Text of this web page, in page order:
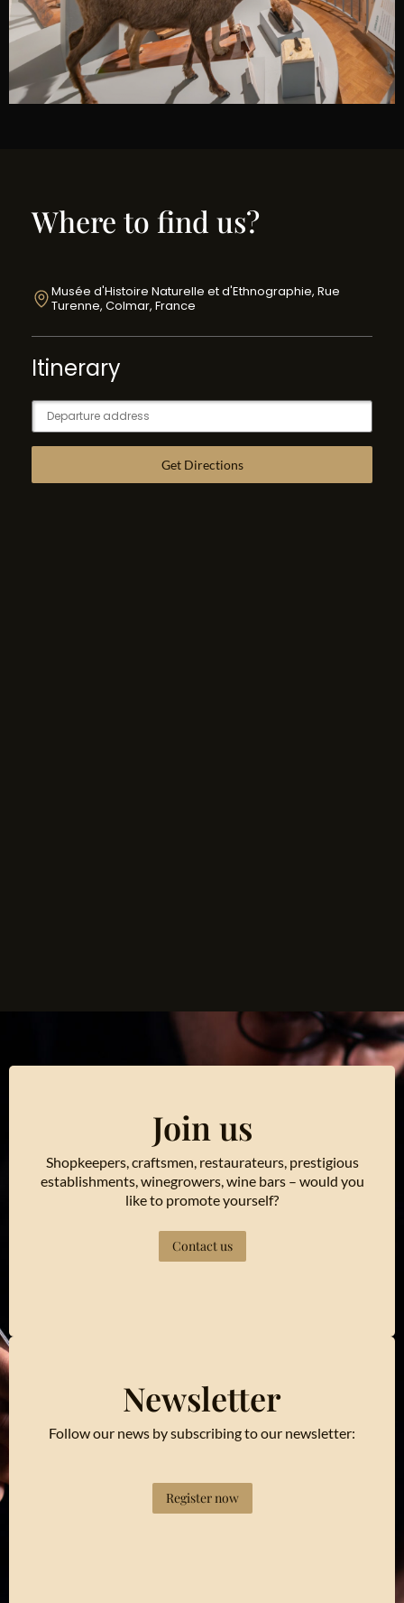
Where to find us?
Musée d'Histoire Naturelle et d'Ethnographie, Rue
Turenne, Colmar, France
Itinerary
Join us
Shopkeepers, craftsmen, restaurateurs, prestigious
establishments, winegrowers, wine bars – would you
like to promote yourself?
Contact us
Newsletter
Follow our news by subscribing to our newsletter:
Register now